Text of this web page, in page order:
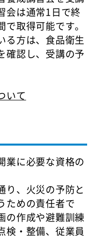
会は通常1日で終
取得可能です。
る方は、食品衛生
確認し、受講の予
いて
業に必要な資格の
り、火災の予防と
ための責任者で
の作成や避難訓練
検・整備、従業員